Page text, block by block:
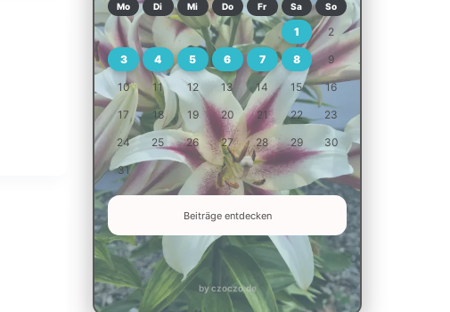
Mo Di Mi Do Fr Sa So
1 2
3 4 5 6 7 8 9
10 11 12 13 14 15 16
17 18 19 20 21 22 23
24 25 26 27 28 29 30
31
Beiträge entdecken
by czoczo.de